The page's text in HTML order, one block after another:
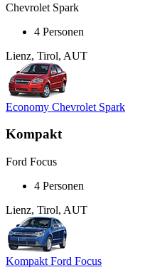
Chevrolet Spark
4 Personen
Lienz, Tirol, AUT
Economy Chevrolet Spark
Kompakt
Ford Focus
4 Personen
Lienz, Tirol, AUT
Kompakt Ford Focus